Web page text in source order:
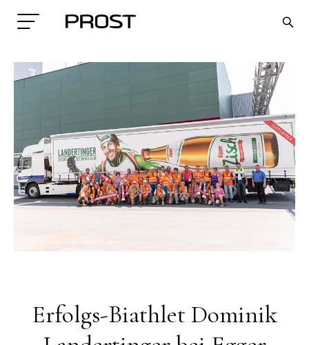
Search
Erfolgs-Biathlet Dominik